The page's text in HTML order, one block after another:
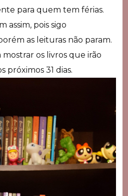
para quem tem férias.
assim, pois sigo
as leituras não param.
os livros que irão
próximos 31 dias.